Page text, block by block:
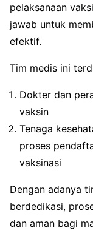
pelaksanaan
jawab untuk
efektif.
Tim medis ini
Dokter dan
vaksin
Tenaga
proses
vaksinasi
Dengan adanya
berdedikasi,
dan aman bagi